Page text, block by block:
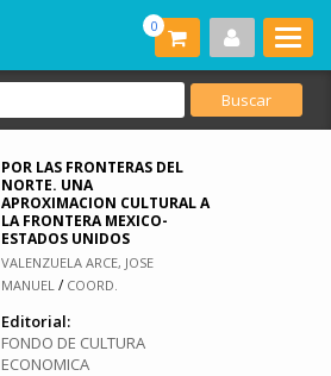
0
POR LAS FRONTERAS DEL
NORTE. UNA
APROXIMACION CULTURAL A
LA FRONTERA MEXICO-
ESTADOS UNIDOS
VALENZUELA ARCE, JOSE
MANUEL / COORD.
Editorial:
FONDO DE CULTURA
ECONOMICA